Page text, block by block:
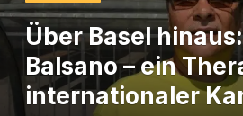
Über Basel
Balsano – ein
internationaler